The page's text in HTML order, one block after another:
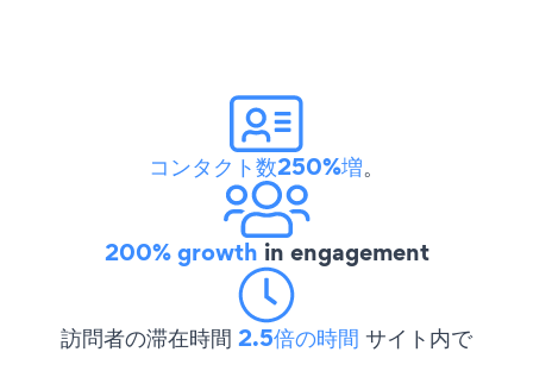
コンタクト数250%増。
200% growth in engagement
訪問者の滞在時間 2.5倍の時間 サイト内で